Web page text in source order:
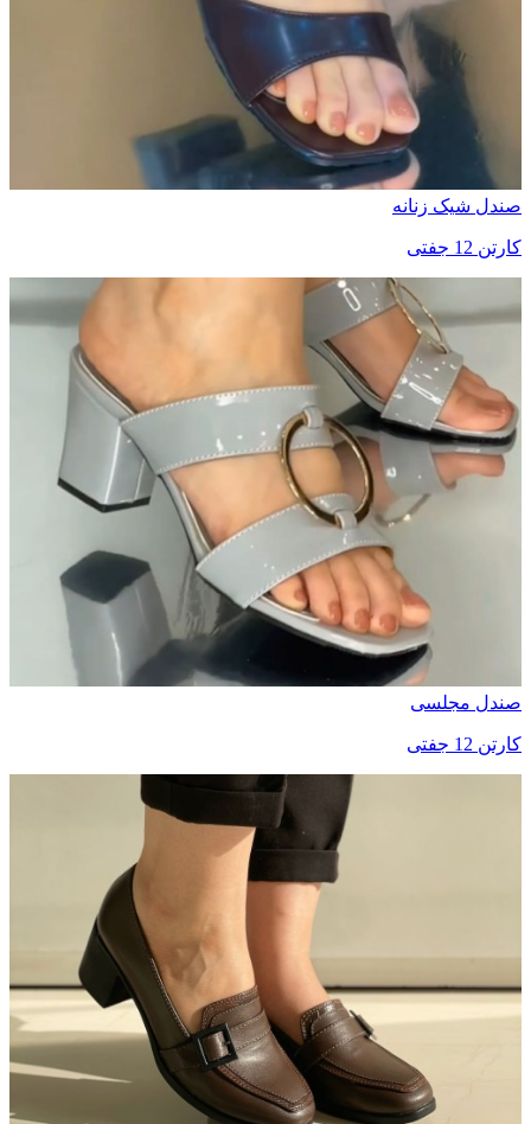
صندل شیک زنانه
کارتن 12 جفتی
صندل مجلسی
کارتن 12 جفتی